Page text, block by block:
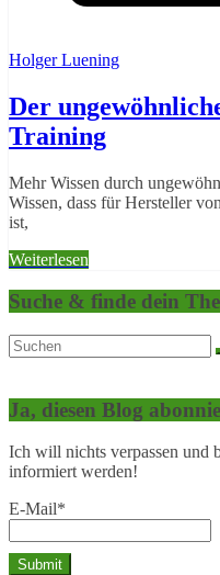
Holger Luening
Der
Training
Mehr Wissen durch
Wissen, dass für Hersteller
ist,
Weiterlesen
Suche & finde dein
Ja, diesen Blog
Ich will nichts verpassen und
informiert werden!
E-Mail*